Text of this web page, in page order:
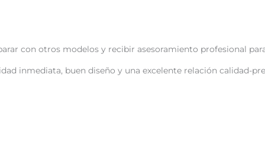
con otros modelos y recibir asesoramiento profesional
inmediata, buen diseño y una excelente relación calidad-